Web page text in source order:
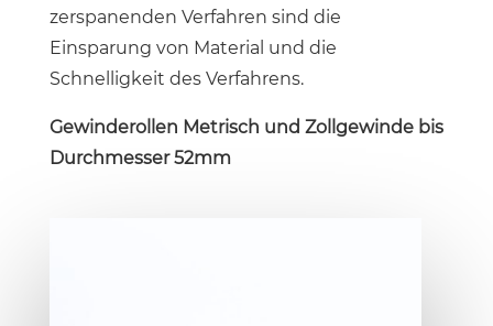
zerspanenden Verfahren sind die
Einsparung von Material und die
Schnelligkeit des Verfahrens.
Gewinderollen Metrisch und Zollgewinde bis
Durchmesser 52mm